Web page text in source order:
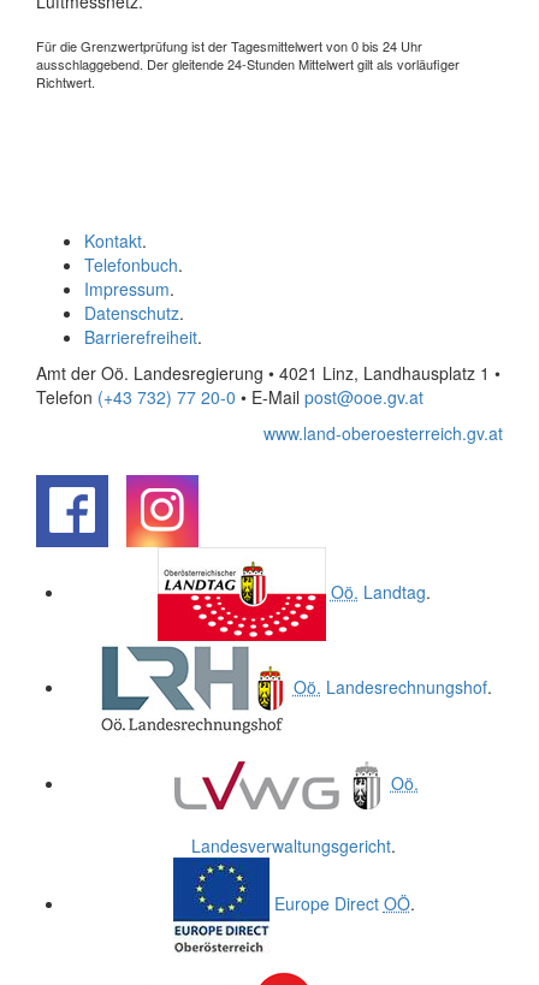
Für die Grenzwertprüfung ist der Tagesmittelwert von 0 bis 24 Uhr
ausschlaggebend. Der gleitende 24-Stunden Mittelwert gilt als vorläufiger
Richtwert.
Kontakt.
Telefonbuch.
Impressum.
Datenschutz.
Barrierefreiheit.
Amt der Oö. Landesregierung • 4021 Linz, Landhausplatz 1 •
Telefon (+43 732) 77 20-0 • E-Mail post@ooe.gv.at
www.land-oberoesterreich.gv.at
Oö. Landtag.
Oö. Landesrechnungshof.
Oö.
Landesverwaltungsgericht.
Europe Direct OÖ.